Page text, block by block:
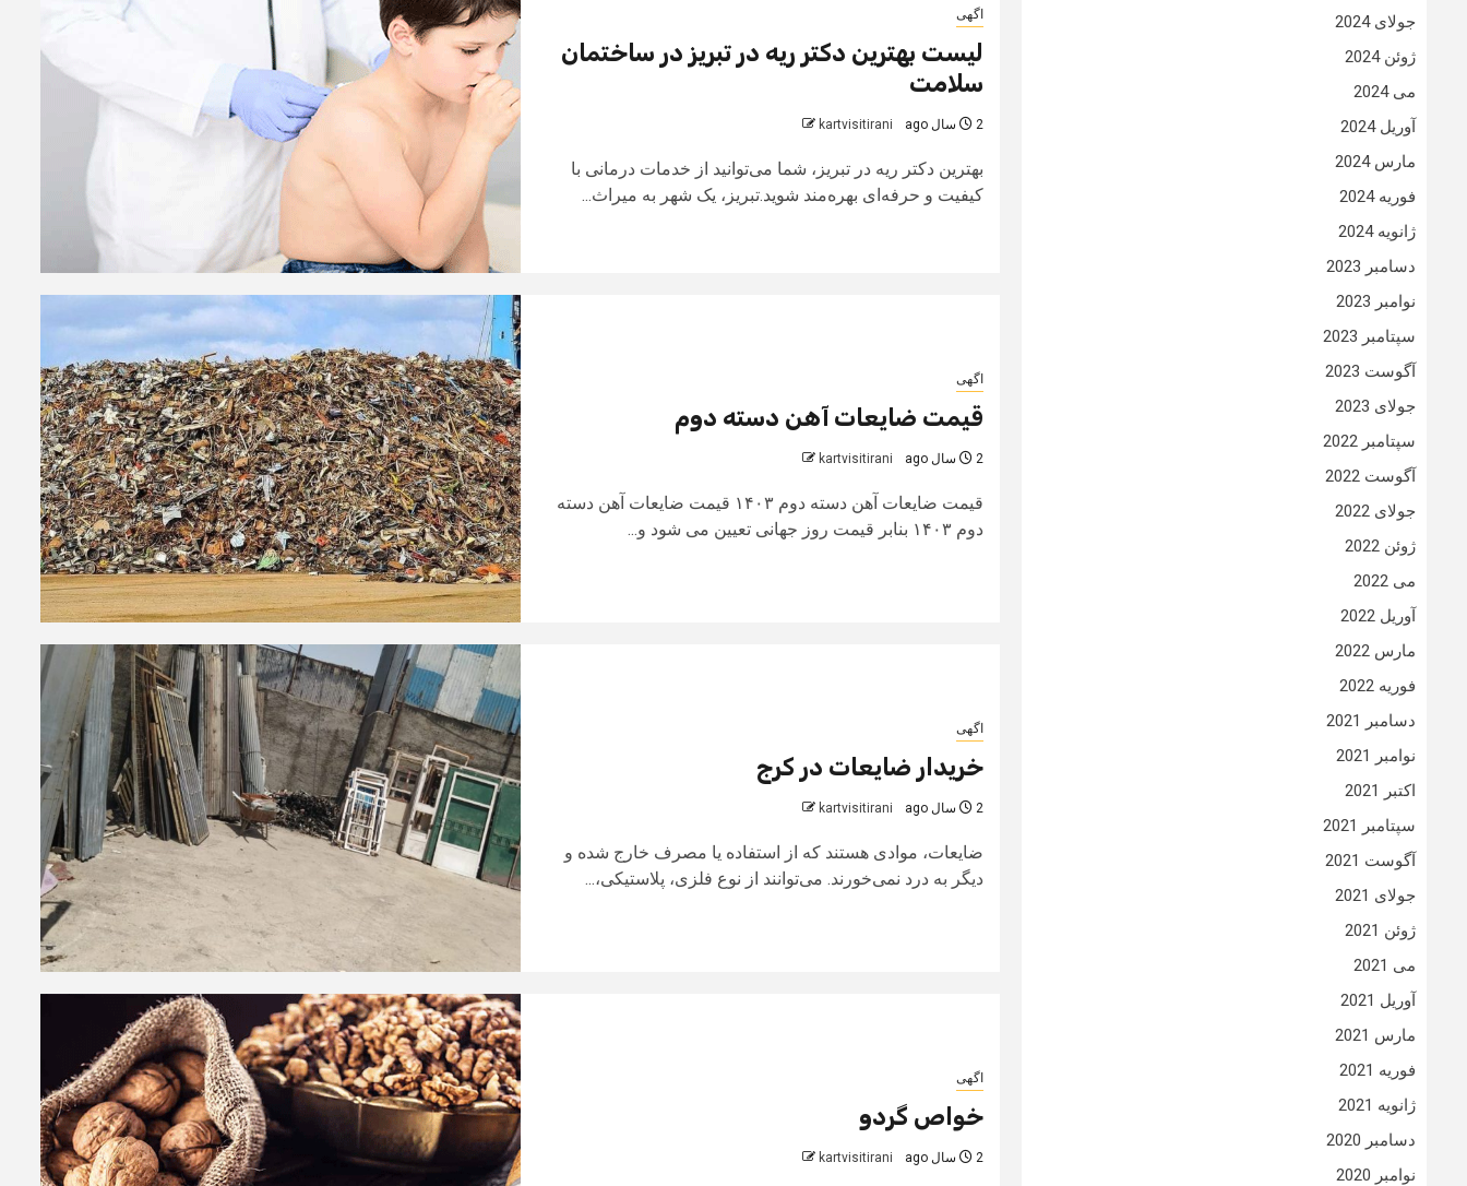
اگهی
لیست بهترین دکتر ریه در تبریز در ساختمان
سلامت
2 سال ago kartvisitirani
بهترین دکتر ریه در تبریز، شما می‌توانید از خدمات درمانی با
کیفیت و حرفه‌ای بهره‌مند شوید.تبریز، یک شهر به میراث...
اگهی
قیمت ضایعات آهن دسته دوم
2 سال ago kartvisitirani
قیمت ضایعات آهن دسته دوم ۱۴۰۳ قیمت ضایعات آهن دسته
دوم ۱۴۰۳ بنابر قیمت روز جهانی تعیین می شود و...
اگهی
خریدار ضایعات در کرج
2 سال ago kartvisitirani
ضایعات، موادی هستند که از استفاده یا مصرف خارج شده و
دیگر به درد نمی‌خورند. می‌توانند از نوع فلزی، پلاستیکی،...
اگهی
خواص گردو
2 سال ago kartvisitirani
جولای 2024
ژوئن 2024
می 2024
آوریل 2024
مارس 2024
فوریه 2024
ژانویه 2024
دسامبر 2023
نوامبر 2023
سپتامبر 2023
آگوست 2023
جولای 2023
سپتامبر 2022
آگوست 2022
جولای 2022
ژوئن 2022
می 2022
آوریل 2022
مارس 2022
فوریه 2022
دسامبر 2021
نوامبر 2021
اکتبر 2021
سپتامبر 2021
آگوست 2021
جولای 2021
ژوئن 2021
می 2021
آوریل 2021
مارس 2021
فوریه 2021
ژانویه 2021
دسامبر 2020
نوامبر 2020